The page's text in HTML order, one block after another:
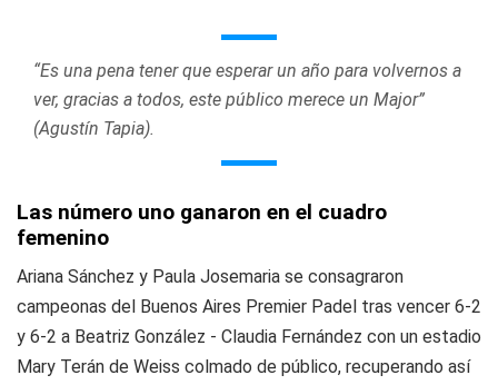
“Es una pena tener que esperar un año para volvernos a
ver, gracias a todos, este público merece un Major”
(Agustín Tapia).
Las número uno ganaron en el cuadro
femenino
Ariana Sánchez y Paula Josemaria se consagraron
campeonas del Buenos Aires Premier Padel tras vencer 6-2
y 6-2 a Beatriz González - Claudia Fernández con un estadio
Mary Terán de Weiss colmado de público, recuperando así